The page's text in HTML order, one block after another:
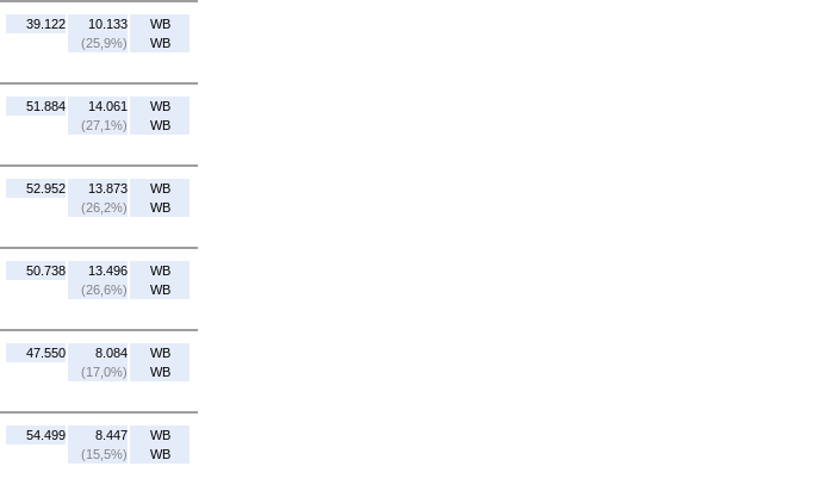
39.122
10.133
(25,9%)
WB
WB
51.884
14.061
(27,1%)
WB
WB
52.952
13.873
(26,2%)
WB
WB
50.738
13.496
(26,6%)
WB
WB
47.550
8.084
(17,0%)
WB
WB
54.499
8.447
(15,5%)
WB
WB